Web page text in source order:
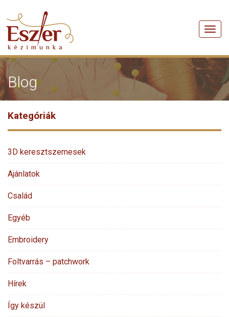
Menü
Blog
Kategóriák
3D keresztszemesek
Ajánlatok
Család
Egyéb
Embroidery
Foltvarrás – patchwork
Hírek
Így készül